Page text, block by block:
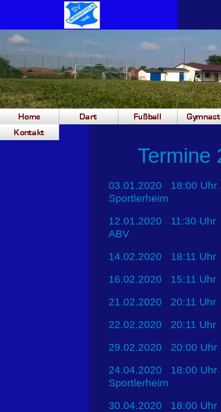
Termine
03.01.2020 18:00
Sportlerheim
12.01.2020 11:30
ABV
14.02.2020 18:11
16.02.2020 15:11
21.02.2020 20:11
22.02.2020 20:11
29.02.2020 20:00 Uhr
24.04.2020 18:00
Sportlerheim
30.04.2020 18:00